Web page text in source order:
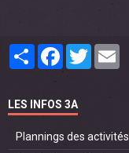
PartagerFacebook
Twitter
LES INFOS 3A
Plannings des activités